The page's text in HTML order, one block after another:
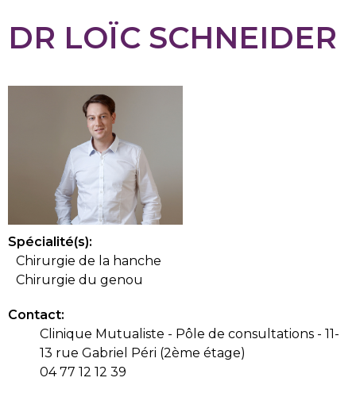
DR LOÏC SCHNEIDER
Spécialité(s):
Chirurgie de la hanche
Chirurgie du genou
Contact:
Clinique Mutualiste - Pôle de consultations - 11-
13 rue Gabriel Péri (2ème étage)
04 77 12 12 39